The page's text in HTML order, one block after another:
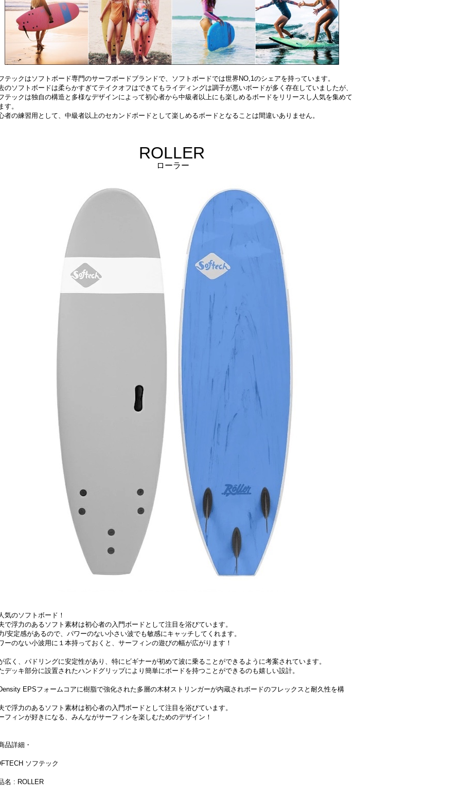
テックはソフトボード専門のサーフボードブランドで、ソフトボードでは世界NO,1のシェアを持っています。
のソフトボードは柔らかすぎてテイクオフはできてもライディングは調子が悪いボードが多く存在していましたが、
テックは独自の構造と多様なデザインによって初心者から中級者以上にも楽しめるボードをリリースし人気を集めて
す。
者の練習用として、中級者以上のセカンドボードとして楽しめるボードとなることは間違いありません。
ROLLER
ローラー
気のソフトボード！
で浮力のあるソフト素材は初心者の入門ボードとして注目を浴びています。
/安定感があるので、パワーのない小さい波でも敏感にキャッチしてくれます。
ーのない小波用に１本持っておくと、サーフィンの遊びの幅が広がります！
広く、パドリングに安定性があり、特にビギナーが初めて波に乗ることができるように考案されています。
デッキ部分に設置されたハンドグリップにより簡単にボードを持つことができるのも嬉しい設計。
EPSフォームコアに樹脂で強化された多層の木材ストリンガーが内蔵されボードのフレックスと耐久性を構
で浮力のあるソフト素材は初心者の入門ボードとして注目を浴びています。
フィンが好きになる、みんながサーフィンを楽しむためのデザイン！
品詳細・
ソフテック
名 : ROLLER